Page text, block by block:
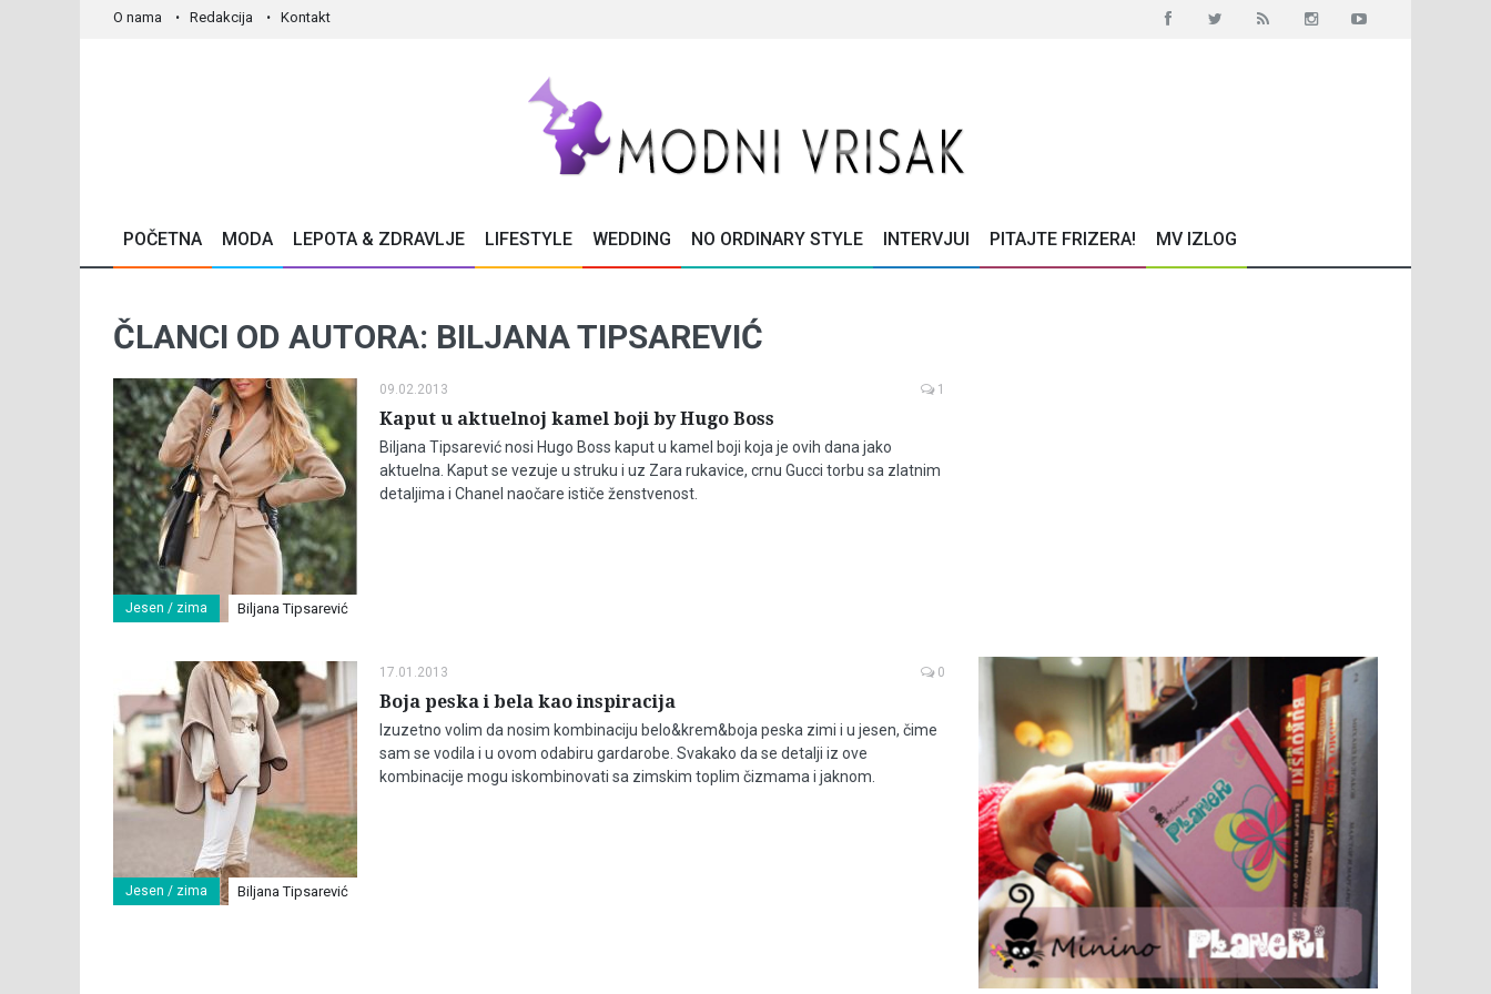
O nama Redakcija Kontakt
POČETNA MODA LEPOTA & ZDRAVLJE LIFESTYLE WEDDING NO ORDINARY STYLE INTERVJUI PITAJTE FRIZERA! MV IZLOG
ČLANCI OD AUTORA: BILJANA TIPSAREVIĆ
Jesen / zima Biljana Tipsarević
09.02.2013 1
Kaput u aktuelnoj kamel boji by Hugo Boss
Biljana Tipsarević nosi Hugo Boss kaput u kamel boji koja je ovih dana jako
aktuelna. Kaput se vezuje u struku i uz Zara rukavice, crnu Gucci torbu sa zlatnim
detaljima i Chanel naočare ističe ženstvenost.
Jesen / zima Biljana Tipsarević
17.01.2013 0
Boja peska i bela kao inspiracija
Izuzetno volim da nosim kombinaciju belo&krem&boja peska zimi i u jesen, čime
sam se vodila i u ovom odabiru gardarobe. Svakako da se detalji iz ove
kombinacije mogu iskombinovati sa zimskim toplim čizmama i jaknom.